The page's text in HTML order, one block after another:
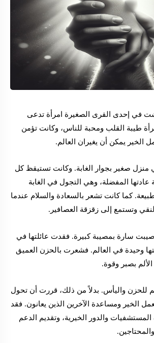
في إحدى القرى الصغيرة امرأة تدعى
طيبة القلب ومحبة للناس، وكانت تؤمن
الخير يمكن أن يغيران العالم.
صغير بجوار الغابة. وكانت تستيقظ كل
المفضلة، وهي التجول في الغابة
كما كانت تشعر بالسعادة والسلام عندما
وتستمع إلى زقزقة العصافير.
سارة بمصيبة كبيرة. فقدت عائلتها في
وحيدة في العالم. فشعرت بالحزن العميق
بصبر وقوة.
للحزن واليأس. بدلاً من ذلك، قررت أن تحول
الخير ومساعدة الآخرين الذين يعانون. فقد
والدور الخيرية، وتقديم الدعم